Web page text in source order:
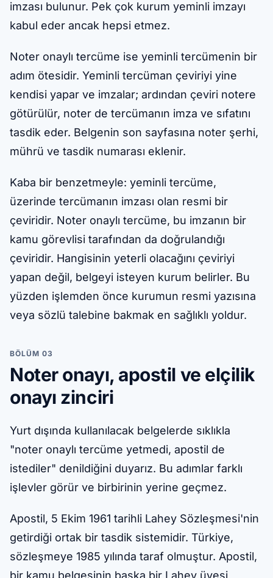
imzası bulunur. Pek çok kurum yeminli imzayı
kabul eder ancak hepsi etmez.
Noter onaylı tercüme ise yeminli tercümenin bir
adım ötesidir. Yeminli tercüman çeviriyi yine
kendisi yapar ve imzalar; ardından çeviri notere
götürülür, noter de tercümanın imza ve sıfatını
tasdik eder. Belgenin son sayfasına noter şerhi,
mührü ve tasdik numarası eklenir.
Kaba bir benzetmeyle: yeminli tercüme,
üzerinde tercümanın imzası olan resmi bir
çeviridir. Noter onaylı tercüme, bu imzanın bir
kamu görevlisi tarafından da doğrulandığı
çeviridir. Hangisinin yeterli olacağını çeviriyi
yapan değil, belgeyi isteyen kurum belirler. Bu
yüzden işlemden önce kurumun resmi yazısına
veya sözlü talebine bakmak en sağlıklı yoldur.
BÖLÜM 03
Noter onayı, apostil ve elçilik
onayı zinciri
Yurt dışında kullanılacak belgelerde sıklıkla
"noter onaylı tercüme yetmedi, apostil de
istediler" denildiğini duyarız. Bu adımlar farklı
işlevler görür ve birbirinin yerine geçmez.
Apostil, 5 Ekim 1961 tarihli Lahey Sözleşmesi'nin
getirdiği ortak bir tasdik sistemidir. Türkiye,
sözleşmeye 1985 yılında taraf olmuştur. Apostil,
bir kamu belgesinin başka bir Lahey üyesi